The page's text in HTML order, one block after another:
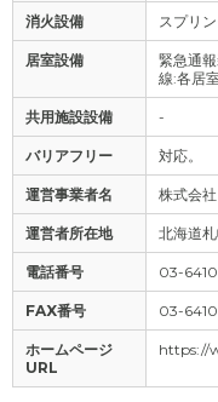
消火設備 スプリ
居室設備
緊急通
線:各居
共用施設設備 -
バリアフリー 対応。
運営事業者名 株式会
運営者所在地 北海道
電話番号 03-
FAX番号 03-
ホームページ
URL
https://